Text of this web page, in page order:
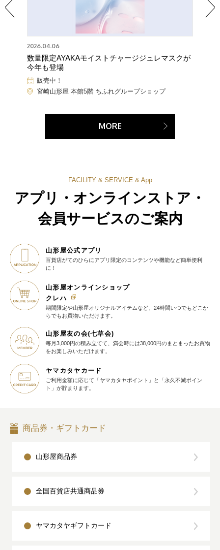
2026.04.06
数量限定AYAKAモイストチャージジュレマスクが
今年も登場
販売中！
宮崎山形屋 本館5階 ちふれグループショップ
MORE
FACILITY & SERVICE & App
アプリ・オンラインストア・
会員サービスのご案内
山形屋公式アプリ
百貨店がてのひらにアプリ限定のコンテンツや機能など簡単便利
に！
山形屋オンラインショップ
クレハ
期間限定や山形屋オリジナルアイテムなど、24時間いつでもどこか
らでもお買物いただけます。
山形屋友の会(七草会)
毎月3,000円の積み立てて、満会時には38,000円のまとまったお買物
をお楽しみいただけます。
ヤマカタヤカード
ご利用金額に応じて 「ヤマカタヤポイント」と
「永久不滅ポイン
ト」が貯まります。
商品券・ギフトカード
山形屋商品券
全国百貨店共通商品券
ヤマカタヤギフトカード